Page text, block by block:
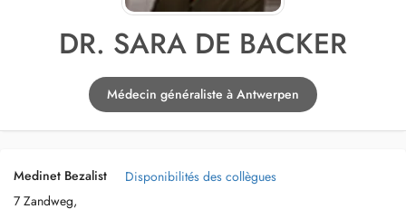
DR. SARA DE BACKER
Médecin généraliste à Antwerpen
Medinet Bezalist
7 Zandweg,
Disponibilités des collègues